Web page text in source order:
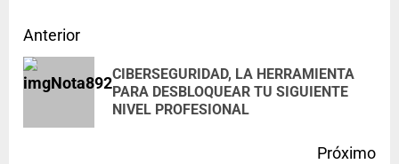
Anterior
CIBERSEGURIDAD, LA HERRAMIENTA
PARA DESBLOQUEAR TU SIGUIENTE
NIVEL PROFESIONAL
Próximo